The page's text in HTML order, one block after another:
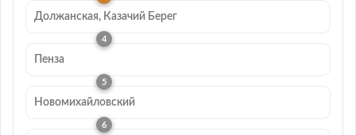
Должанская, Казачий Берег
Пенза
Новомихайловский